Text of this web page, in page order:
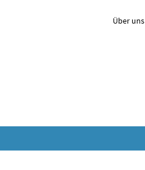
Über uns